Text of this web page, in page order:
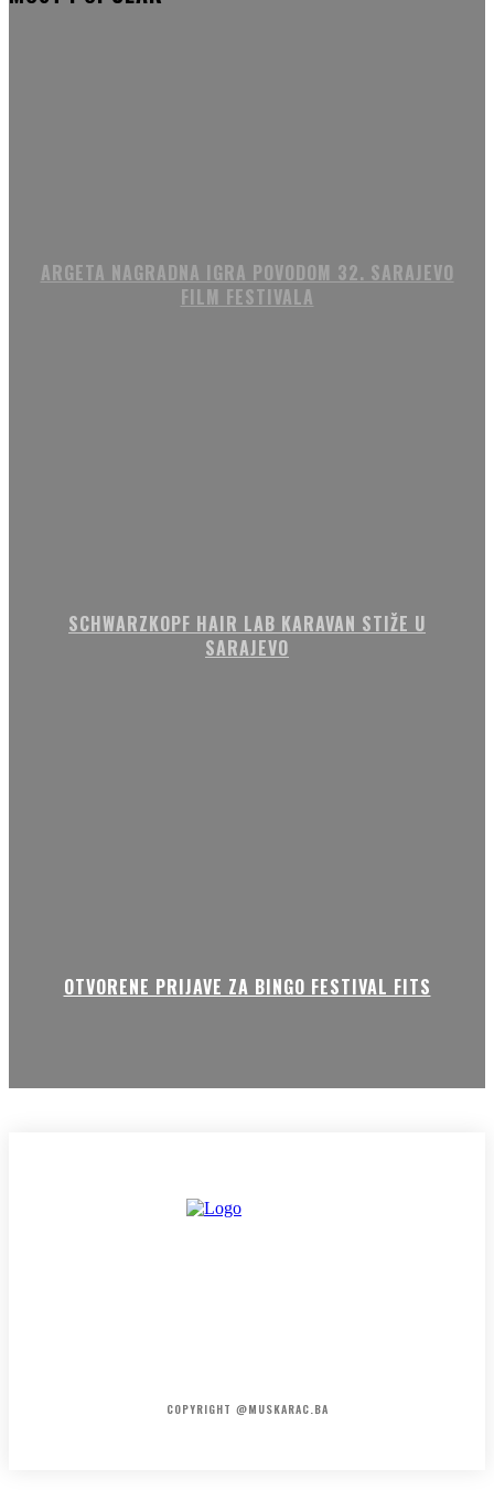
ARGETA NAGRADNA IGRA POVODOM 32. SARAJEVO
FILM FESTIVALA
SCHWARZKOPF HAIR LAB KARAVAN STIŽE U
SARAJEVO
OTVORENE PRIJAVE ZA BINGO FESTIVAL FITS
COPYRIGHT @MUSKARAC.BA